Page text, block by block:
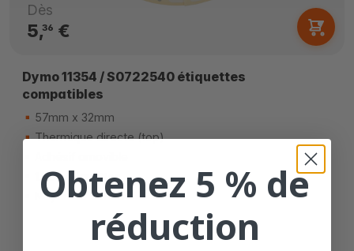
Dès
5,36 €
Dymo 11354 / S0722540 étiquettes
compatibles
57mm x 32mm
Thermique directe (top)
1.000 étiquettes
Noyau de 25mm
Obtenez 5 % de
réduction